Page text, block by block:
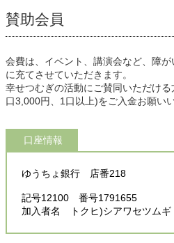
賛助会員
会費は、イベント、講演会など、障
に充てさせていただきます。
幸せつむぎの活動にご賛同いただけ
口3,000円、1口以上)をご入金お願い
口座情報
ゆうちょ銀行 店番218
記号12100 番号1791655
加入者名 トクヒ)シアワセツムギ